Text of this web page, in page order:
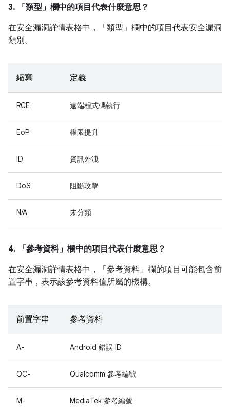
3. 「類型」 欄中的項目代表什麼意思？
在安全漏洞詳情表格中，「類型」 欄中的項目代表安全漏洞
類別。
縮寫 定義
RCE 遠端程式碼執行
EoP 權限提升
ID 資訊外洩
DoS 阻斷攻擊
N/A 未分類
4. 「參考資料」 欄中的項目代表什麼意思？
在安全漏洞詳情表格中，「參考資料」 欄的項目可能包含前
置字串，表示該參考資料值所屬的機構。
前置字串 參考資料
A- Android 錯誤 ID
QC- Qualcomm 參考編號
M- MediaTek 參考編號